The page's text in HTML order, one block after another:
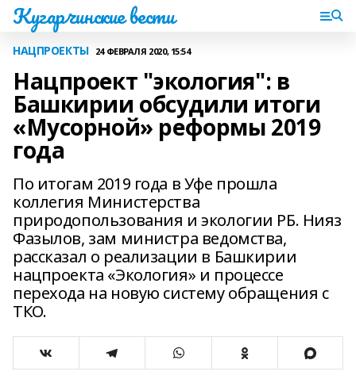
Кугарчинские вести
НАЦПРОЕКТЫ 24 ФЕВРАЛЯ 2020, 15:54
Нацпроект "экология": в
Башкирии обсудили итоги
«Мусорной» реформы 2019
года
По итогам 2019 года в Уфе прошла
коллегия Министерства
природопользования и экологии РБ. Нияз
Фазылов, зам министра ведомства,
рассказал о реализации в Башкирии
нацпроекта «Экология» и процессе
перехода на новую систему обращения с
ТКО.